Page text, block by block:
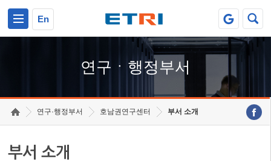
En
연구ㆍ행정부서
연구·행정부서 호남권연구센터 부서 소개
부서 소개